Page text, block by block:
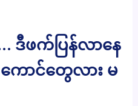
ဒီဖက်ပြန်လာနေ
ောင်တွေလား မ